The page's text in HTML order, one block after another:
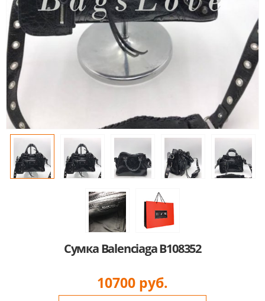
Сумка Balenciaga B108352
10700 руб.